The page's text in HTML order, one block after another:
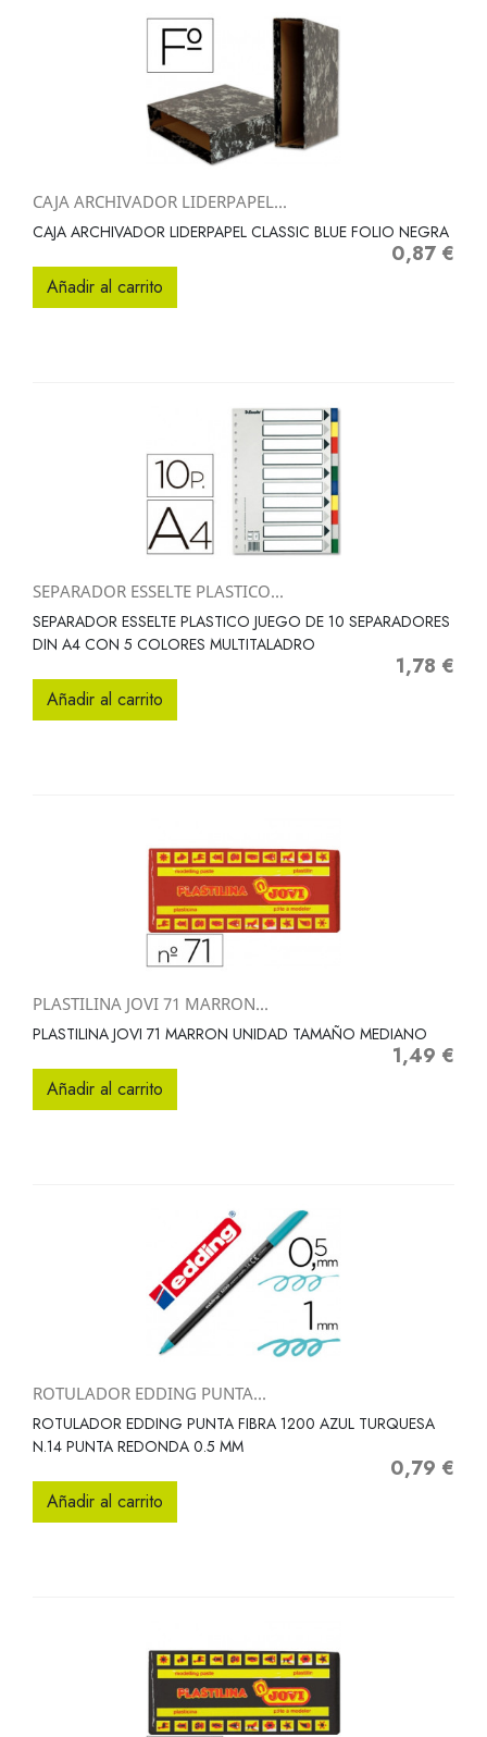
CAJA ARCHIVADOR LIDERPAPEL...
CAJA ARCHIVADOR LIDERPAPEL CLASSIC BLUE FOLIO NEGRA
Precio
0,87 €
Añadir al carrito
SEPARADOR ESSELTE PLASTICO...
SEPARADOR ESSELTE PLASTICO JUEGO DE 10 SEPARADORES
DIN A4 CON 5 COLORES MULTITALADRO
Precio
1,78 €
Añadir al carrito
PLASTILINA JOVI 71 MARRON...
PLASTILINA JOVI 71 MARRON UNIDAD TAMAÑO MEDIANO
Precio
1,49 €
Añadir al carrito
ROTULADOR EDDING PUNTA...
ROTULADOR EDDING PUNTA FIBRA 1200 AZUL TURQUESA
N.14 PUNTA REDONDA 0.5 MM
Precio
0,79 €
Añadir al carrito